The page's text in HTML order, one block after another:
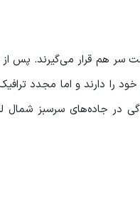
سر هم قرار می‌گیرند. پس
را دارند و اما مجدد
در جاده‌های سرسبز
عظیمی از مردمان شهرهای